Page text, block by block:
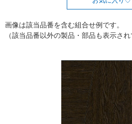
画像は該当品番を含む組合せ例です。
（該当品番以外の製品・部品も表示され